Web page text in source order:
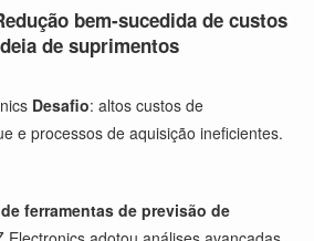
bem-sucedida de custos
de suprimentos
Desafio: altos custos de
e processos de aquisição ineficientes.
ferramentas de previsão de